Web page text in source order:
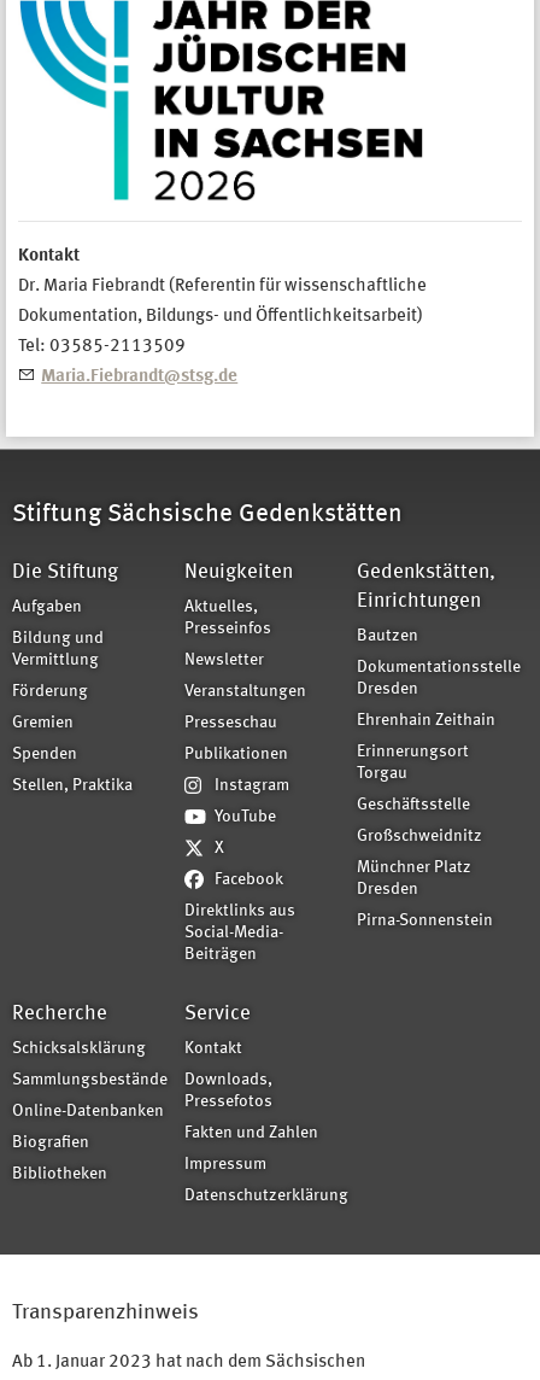
Kontakt
Dr. Maria Fiebrandt (Referentin für wissenschaftliche
Dokumentation, Bildungs- und Öffentlichkeitsarbeit)
Tel: 03585-2113509
Maria.Fiebrandt@stsg.de
Stiftung Sächsische Gedenkstätten
Die Stiftung
Aufgaben
Bildung und
Vermittlung
Förderung
Gremien
Spenden
Stellen, Praktika
Neuigkeiten
Aktuelles,
Presseinfos
Newsletter
Veranstaltungen
Presseschau
Publikationen
Instagram
YouTube
X
Facebook
Direktlinks aus
Social-Media-
Beiträgen
Gedenkstätten,
Einrichtungen
Bautzen
Dokumentationsstelle
Dresden
Ehrenhain Zeithain
Erinnerungsort
Torgau
Geschäftsstelle
Großschweidnitz
Münchner Platz
Dresden
Pirna-Sonnenstein
Recherche
Schicksalsklärung
Sammlungsbestände
Online-Datenbanken
Biografien
Bibliotheken
Service
Kontakt
Downloads,
Pressefotos
Fakten und Zahlen
Impressum
Datenschutzerklärung
Transparenzhinweis
Ab 1. Januar 2023 hat nach dem Sächsischen